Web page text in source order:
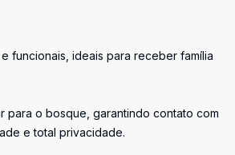
funcionais, ideais para receber família
para o bosque, garantindo contato com
e total privacidade.